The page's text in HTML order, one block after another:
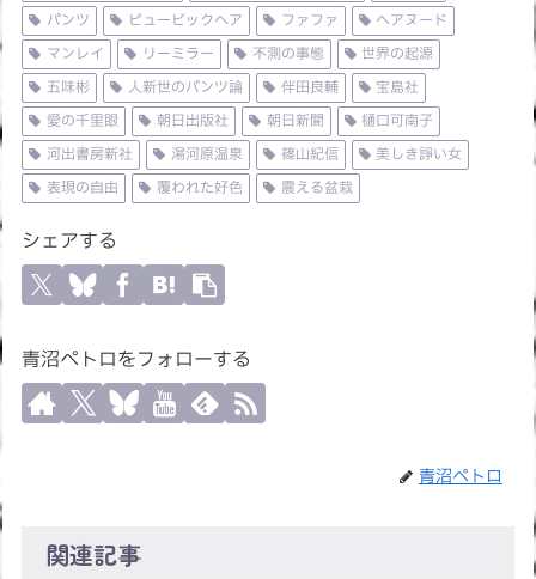
パンツ
ピュービックヘア ファファ
ヘアヌード
マンレイ
リーミラー 不測の事態
世界の起源
五味彬
人新世のパンツ論 伴田良輔
宝島社
愛の千里眼
朝日出版社 朝日新聞
樋口可南子
河出書房新社
湯河原温泉 篠山紀信
美しき諍い女
表現の自由
覆われた好色 震える盆栽
シェアする
青沼ペトロをフォローする
青沼ペトロ
関連記事